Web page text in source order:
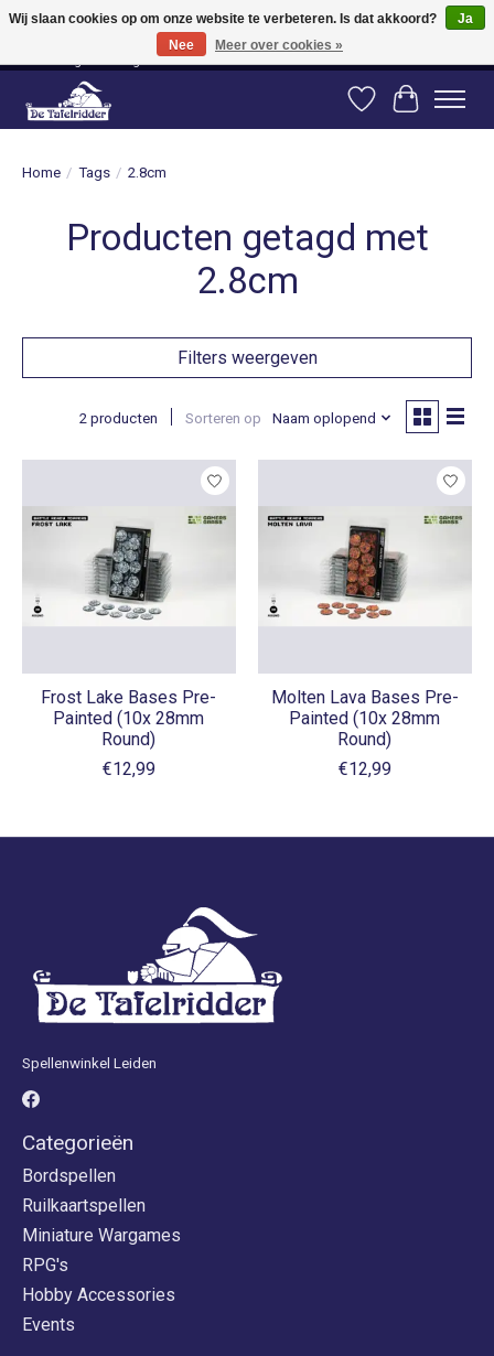
Vanaf 80 euro gratis verzending binnen Nederland! Vanaf 100 euro gratis
verzending naar België en Duitsland!
Verlanglijst
Home / Tags / 2.8cm
Producten getagd met
2.8cm
Filters weergeven
2 producten Sorteren op Naam oplopend
Frost Lake Bases Pre-
Painted (10x 28mm
Round)
€12,99
Molten Lava Bases Pre-
Painted (10x 28mm
Round)
€12,99
Spellenwinkel Leiden
Categorieën
Bordspellen
Ruilkaartspellen
Miniature Wargames
RPG's
Hobby Accessories
Events
Wij slaan cookies op om onze website te verbeteren. Is dat akkoord?
Ja
Nee
Meer over cookies »